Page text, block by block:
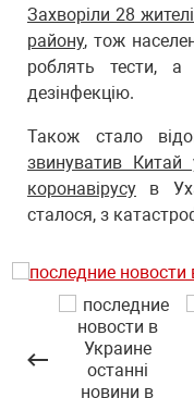
Захворіли 28
району, тож
роблять тести, а
дезінфекцію.
Також стало
звинуватив Китай
коронавірусу в
сталося, з